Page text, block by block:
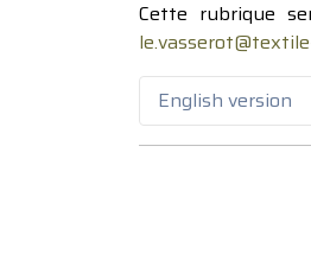
Cette rubrique
English version